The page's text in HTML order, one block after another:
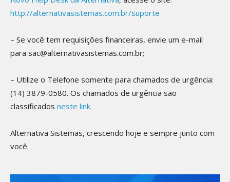
http://alternativasistemas.com.br/suporte
– Se você tem requisições financeiras, envie um e-mail
para sac@alternativasistemas.com.br;
– Utilize o Telefone somente para chamados de urgência:
(14) 3879-0580. Os chamados de urgência são
classificados neste link.
Alternativa Sistemas, crescendo hoje e sempre junto com
você.